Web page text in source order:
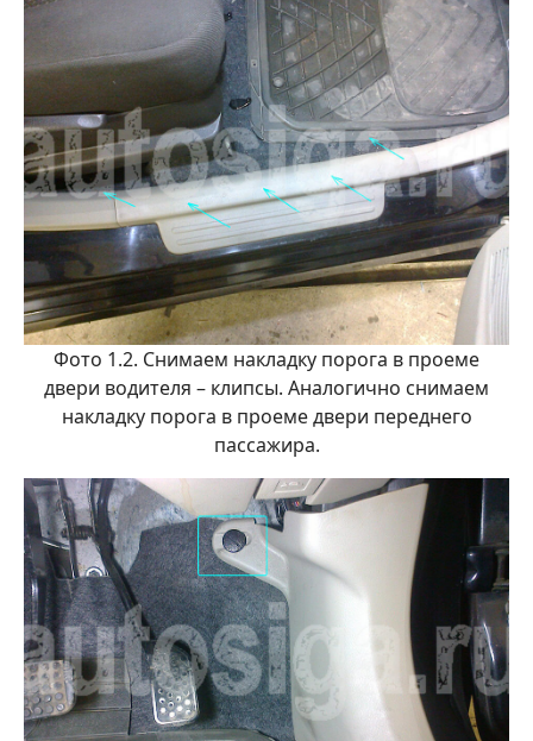
Фото 1.2. Снимаем накладку порога в проеме
двери водителя – клипсы. Аналогично снимаем
накладку порога в проеме двери переднего
пассажира.